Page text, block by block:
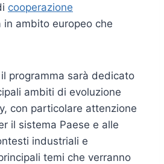
cooperazione
in ambito europeo che
programma sarà dedicato
ambiti di evoluzione
con particolare attenzione
il sistema Paese e alle
industriali e
temi che verranno